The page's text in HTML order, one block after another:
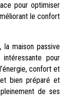
pour optimiser
le confort
maison passive
pour
confort et
bien préparé et
de ses